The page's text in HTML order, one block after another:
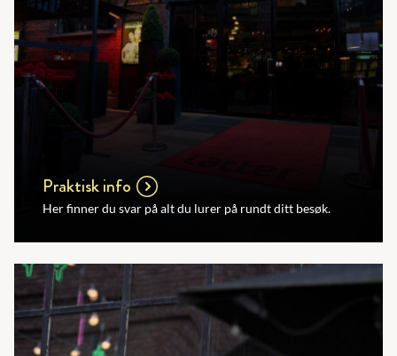
Praktisk info
Her finner du svar på alt du lurer på rundt ditt besøk.